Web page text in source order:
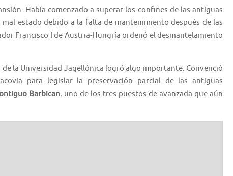
Había comenzado a superar los confines de las antiguas
estado debido a la falta de mantenimiento después de las
Francisco I de Austria-Hungría ordenó el desmantelamiento
la Universidad Jagellónica logró algo importante. Convenció
para legislar la preservación parcial de las antiguas
Barbican, uno de los tres puestos de avanzada que aún